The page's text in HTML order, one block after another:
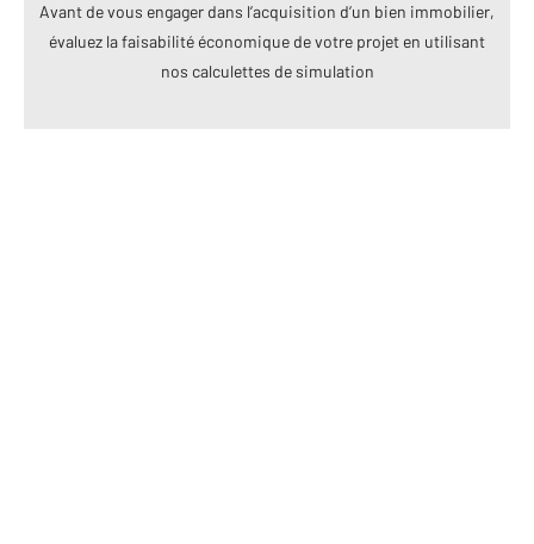
Avant de vous engager dans l’acquisition d’un bien immobilier,
évaluez la faisabilité économique de votre projet en utilisant
nos calculettes de simulation